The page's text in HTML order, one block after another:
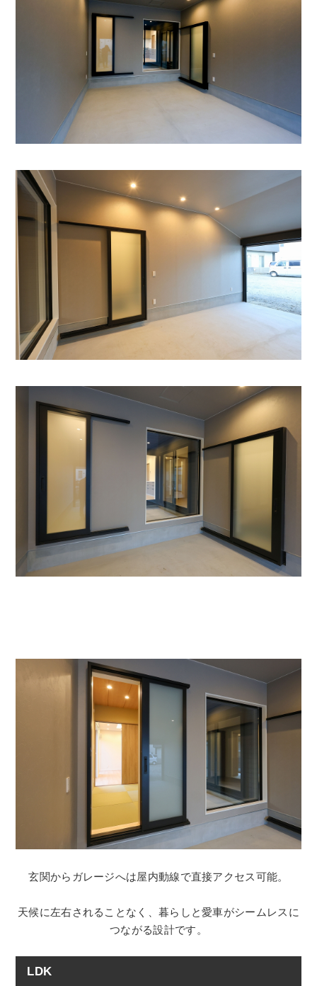
玄関からガレージへは屋内動線で直接アクセス可能。
天候に左右されることなく、暮らしと愛車がシームレスに
つながる設計です。
LDK